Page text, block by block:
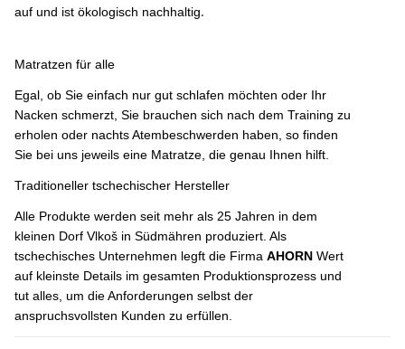
auf und ist ökologisch nachhaltig.
Matratzen für alle
Egal, ob Sie einfach nur gut schlafen möchten oder Ihr
Nacken schmerzt, Sie brauchen sich nach dem Training zu
erholen oder nachts Atembeschwerden haben, so finden
Sie bei uns jeweils eine Matratze, die genau Ihnen hilft.
Traditioneller tschechischer Hersteller
Alle Produkte werden seit mehr als 25 Jahren in dem
kleinen Dorf Vlkoš in Südmähren produziert. Als
tschechisches Unternehmen legft die Firma AHORN Wert
auf kleinste Details im gesamten Produktionsprozess und
tut alles, um die Anforderungen selbst der
anspruchsvollsten Kunden zu erfüllen.